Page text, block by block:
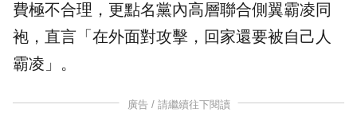
費極不合理，更點名黨內高層聯合側翼霸凌同
袍，直言「在外面對攻擊，回家還要被自己人
霸凌」。
廣告 / 請繼續往下閱讀